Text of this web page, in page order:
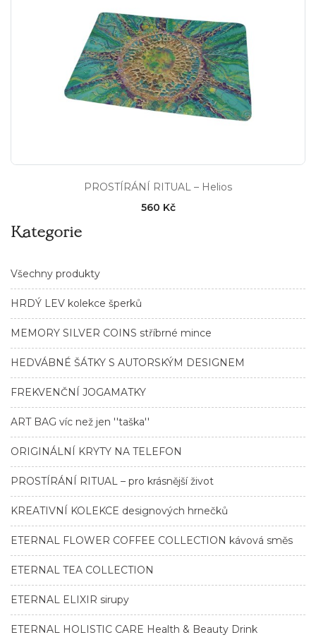
Kategorie
Všechny produkty
HRDÝ LEV kolekce šperků
MEMORY SILVER COINS stříbrné mince
HEDVÁBNÉ ŠÁTKY S AUTORSKÝM DESIGNEM
FREKVENČNÍ JOGAMATKY
ART BAG víc než jen ''taška''
ORIGINÁLNÍ KRYTY NA TELEFON
PROSTÍRÁNÍ RITUAL – pro krásnější život
KREATIVNÍ KOLEKCE designových hrnečků
ETERNAL FLOWER COFFEE COLLECTION kávová směs
ETERNAL TEA COLLECTION
ETERNAL ELIXIR sirupy
ETERNAL HOLISTIC CARE Health & Beauty Drink
PROSTÍRÁNÍ RITUAL – Helios
560 Kč